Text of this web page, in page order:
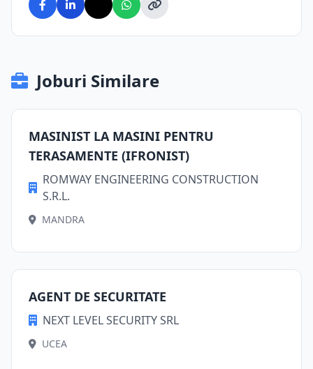
Joburi Similare
MASINIST LA MASINI PENTRU
TERASAMENTE (IFRONIST)
ROMWAY ENGINEERING CONSTRUCTION
S.R.L.
MANDRA
AGENT DE SECURITATE
NEXT LEVEL SECURITY SRL
UCEA